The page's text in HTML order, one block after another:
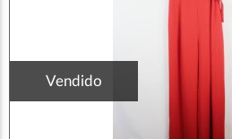
Vendido